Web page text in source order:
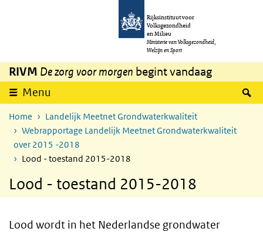
Overslaan en naar de inhoud gaan
Rijksinstituut voor
Volksgezondheid
en Milieu
Ministerie van Volksgezondheid,
Welzijn en Sport
RIVM De zorg voor morgen begint vandaag
Menu
Home
Landelijk Meetnet Grondwaterkwaliteit
Webrapportage Landelijk Meetnet Grondwaterkwaliteit
over 2015 -2018
Lood - toestand 2015-2018
Lood - toestand 2015-2018
Lood wordt in het Nederlandse grondwater